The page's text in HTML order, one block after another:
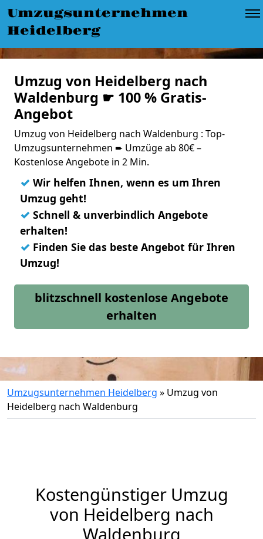
Umzugsunternehmen
Heidelberg
Umzug von Heidelberg nach
Waldenburg ☛ 100 % Gratis-
Angebot
Umzug von Heidelberg nach Waldenburg : Top-
Umzugsunternehmen ➨ Umzüge ab 80€ –
Kostenlose Angebote in 2 Min.
✓ Wir helfen Ihnen, wenn es um Ihren
Umzug geht!
✓ Schnell & unverbindlich Angebote
erhalten!
✓ Finden Sie das beste Angebot für Ihren
Umzug!
blitzschnell kostenlose Angebote
erhalten
Umzugsunternehmen Heidelberg » Umzug von
Heidelberg nach Waldenburg
Kostengünstiger Umzug
von Heidelberg nach
Waldenburg